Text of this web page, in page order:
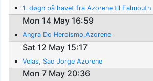
1. døgn på havet fra Azorene til Falmouth
Mon 14 May 16:59
Angra Do Heroismo,Azorene
Sat 12 May 15:17
Velas, Sao Jorge Azorene
Mon 7 May 20:36